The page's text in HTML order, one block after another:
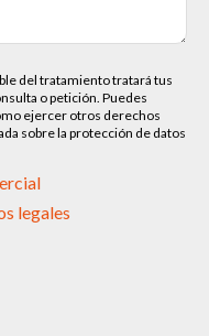
del tratamiento tratará tus
o petición. Puedes
ejercer otros derechos
sobre la protección de datos
legales